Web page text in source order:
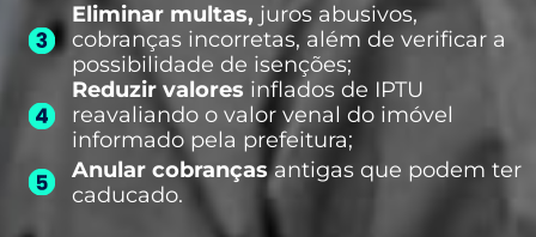
Eliminar multas, juros abusivos,
cobranças incorretas, além de verificar a
possibilidade de isenções;
Reduzir valores inflados de IPTU
reavaliando o valor venal do imóvel
informado pela prefeitura;
Anular cobrançasantigas que podem ter
caducado.